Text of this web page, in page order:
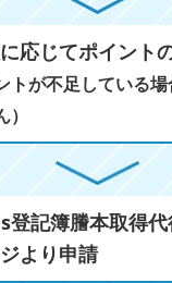
応じてポイント
トが不足している
登記簿謄本取得
より申請